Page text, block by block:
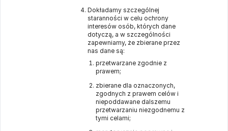
Dokładamy szczególnej
staranności w celu ochrony
interesów osób, których dane
dotyczą, a w szczególności
zapewniamy, że zbierane przez
nas dane są:
przetwarzane zgodnie z
prawem;
zbierane dla oznaczonych,
zgodnych z prawem celów i
niepoddawane dalszemu
przetwarzaniu niezgodnemu z
tymi celami;